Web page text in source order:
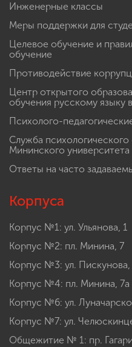
Инженерные классы
Меры поддержки для
Целевое обучение и
обучение
Противодействие
Центр открытого
обучения русскому языку
Психолого-
Служба
Мининского университета
Ответы на часто
Корпуса
Корпус №1: ул. Ульянова, 1
Корпус №2: пл. Минина, 7
Корпус №3: ул. Пискунова,
Корпус №4: пл. Минина, 7а
Корпус №6: ул.
Корпус №7: ул.
Общежитие № 1: пр.